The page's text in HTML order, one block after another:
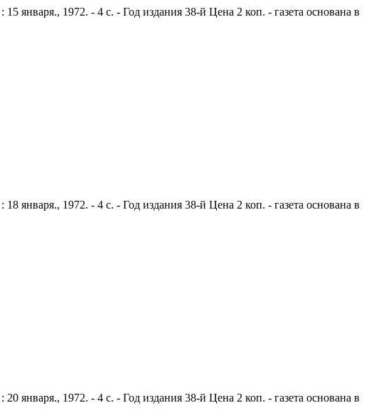
января., 1972. - 4 с. - Год издания 38-й Цена 2 коп. - газета основана в
января., 1972. - 4 с. - Год издания 38-й Цена 2 коп. - газета основана в
января., 1972. - 4 с. - Год издания 38-й Цена 2 коп. - газета основана в